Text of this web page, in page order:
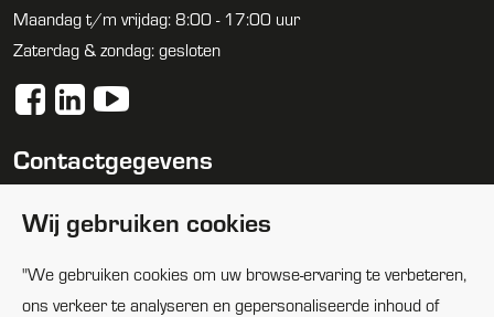
Maandag t/m vrijdag: 8:00 - 17:00 uur
Zaterdag & zondag: gesloten
Contactgegevens
info@huijbregtsgroep.nl
Locaties
Wij gebruiken cookies
"We gebruiken cookies om uw browse-ervaring te verbeteren,
ons verkeer te analyseren en gepersonaliseerde inhoud of